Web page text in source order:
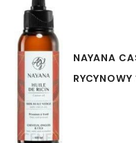
NAYANA